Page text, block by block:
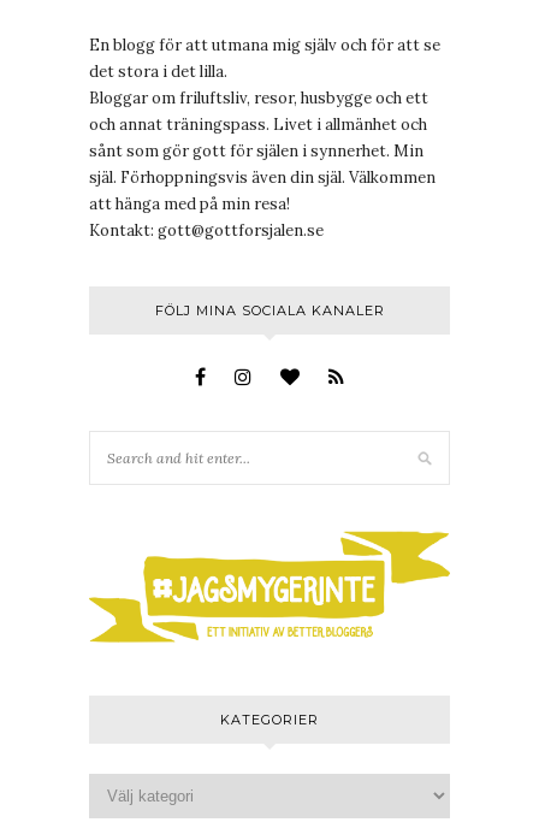
En blogg för att utmana mig själv och för att se
det stora i det lilla.
Bloggar om friluftsliv, resor, husbygge och ett
och annat träningspass. Livet i allmänhet och
sånt som gör gott för själen i synnerhet. Min
själ. Förhoppningsvis även din själ. Välkommen
att hänga med på min resa!
Kontakt: gott@gottforsjalen.se
FÖLJ MINA SOCIALA KANALER
KATEGORIER